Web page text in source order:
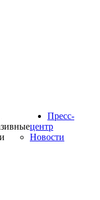
Пресс-
центр
Новости